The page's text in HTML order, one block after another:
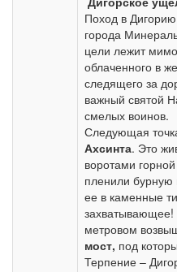
Поход в Дигорию
города
цели лежит
облаченного в
следящего за
важный святой
смелых воинов.
Следующая
Ахсинта. Это
воротами
пленили бурную
ее в каменные
захватывающее!
метровом
мост, под
Терпение –